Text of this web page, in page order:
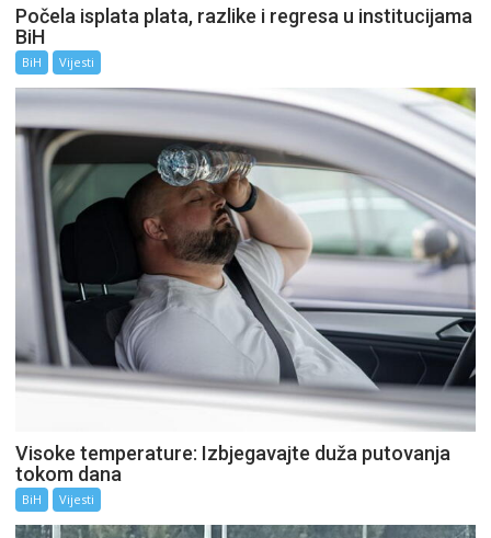
Počela isplata plata, razlike i regresa u institucijama
BiH
BiH Vijesti
Visoke temperature: Izbjegavajte duža putovanja
tokom dana
BiH Vijesti